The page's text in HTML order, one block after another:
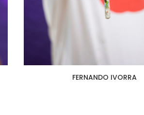
FERNANDO IVORRA